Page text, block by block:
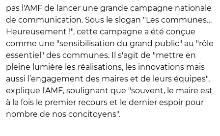
pas l'AMF de lancer une grande campagne nationale
de communication. Sous le slogan "Les communes…
Heureusement !", cette campagne a été conçue
comme une "sensibilisation du grand public" au "rôle
essentiel" des communes. Il s'agit de "mettre en
pleine lumière les réalisations, les innovations mais
aussi l’engagement des maires et de leurs équipes",
explique l'AMF, soulignant que "souvent, le maire est
à la fois le premier recours et le dernier espoir pour
nombre de nos concitoyens".